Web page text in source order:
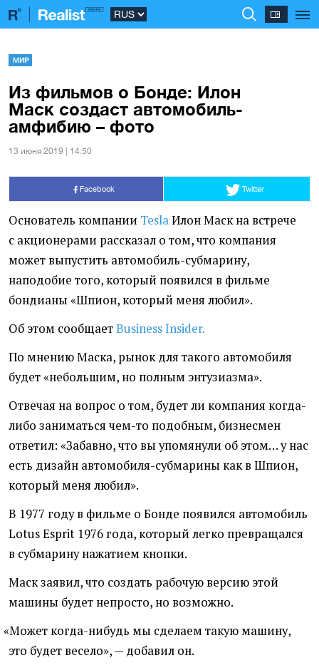
МИР
Из фильмов о Бонде: Илон
Маск создаст автомобиль-
амфибию – фото
13 июня 2019 | 14:50
Facebook Twitter
Основатель компании TeslaИлон Маск на встрече
с акционерами рассказал о том, что компания
может выпустить автомобиль-субмарину,
наподобие того, который появился в фильме
бондианы «Шпион, который меня любил».
Об этом сообщаетBusiness Insider.
По мнению Маска, рынок для такого автомобиля
будет«небольшим, но полным энтузиазма».
Отвечая на вопрос о том, будет ли компания когда-
либо заниматься чем-то подобным, бизнесмен
ответил: «Забавно, что вы упомянули об этом… у нас
есть дизайн автомобиля-субмарины как в Шпион,
который меня любил».
В 1977 году в фильме о Бонде появился автомобиль
Lotus Esprit 1976 года, который легко превращался
в субмарину нажатием кнопки.
Маск заявил, что создать рабочую версию этой
машины будет непросто, но возможно.
«Может когда-нибудь мы сделаем такую машину,
это будет весело», — добавил он.